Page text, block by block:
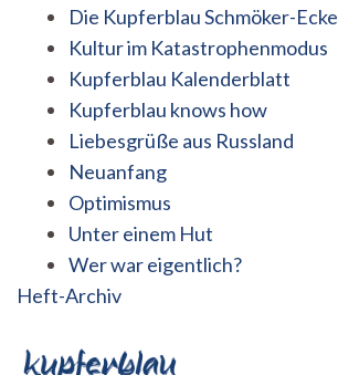
Die Kupferblau Schmöker-Ecke
Kultur im Katastrophenmodus
Kupferblau Kalenderblatt
Kupferblau knows how
Liebesgrüße aus Russland
Neuanfang
Optimismus
Unter einem Hut
Wer war eigentlich?
Heft-Archiv